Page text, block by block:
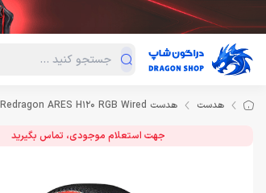
دسته‌بندی محصولات فروش ویژه
هدست هدست Redragon ARES H120 RGB Wired
جهت استعلام موجودی، تماس بگیرید